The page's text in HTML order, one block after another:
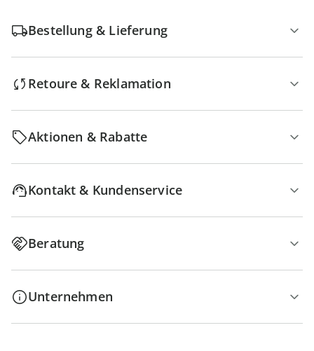
Bestellung & Lieferung
Retoure & Reklamation
Aktionen & Rabatte
Kontakt & Kundenservice
Beratung
Unternehmen